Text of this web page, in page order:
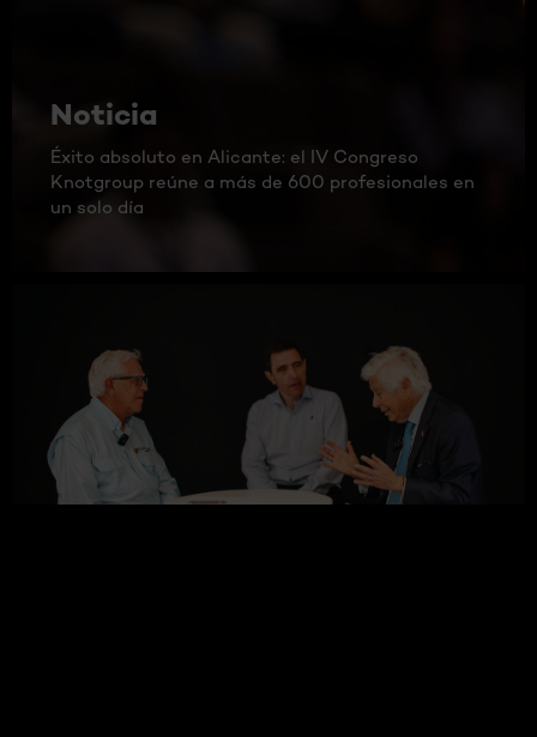
Noticia
Éxito absoluto en Alicante: el IV Congreso
Knotgroup reúne a más de 600 profesionales en
un solo día